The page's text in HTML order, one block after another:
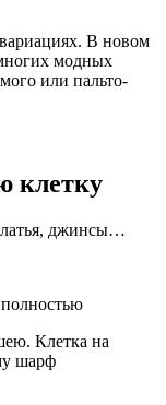
В новом
модных
или пальто-
клетку
джинсы…
Клетка на
шарф